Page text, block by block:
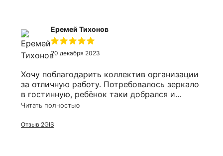
Еремей Тихонов
20 декабря 2023
Хочу поблагодарить коллектив организации
за отличную работу. Потребовалось зеркало
в гостинную, ребёнок таки добрался и
разбил его. Решил заказать заодно и в
замеряли, соорентировали по времени. Цена
Читать полностью
Отзыв 2GIS